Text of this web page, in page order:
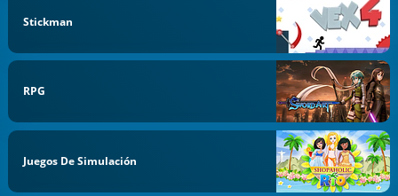
Stickman
RPG
Juegos De Simulación